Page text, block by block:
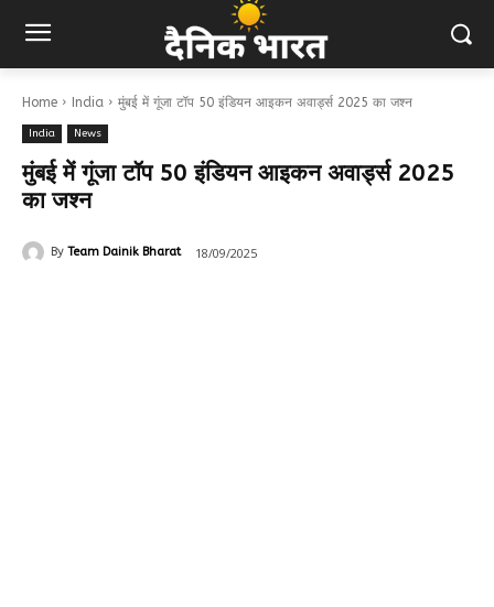
Home India मुंबई में गूंजा टॉप 50 इंडियन आइकन अवार्ड्स 2025 का जश्न
India News
मुंबई में गूंजा टॉप 50 इंडियन आइकन अवार्ड्स 2025
का जश्न
By Team Dainik Bharat 18/09/2025